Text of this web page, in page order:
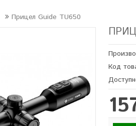
Прицел Guide TU650
Код